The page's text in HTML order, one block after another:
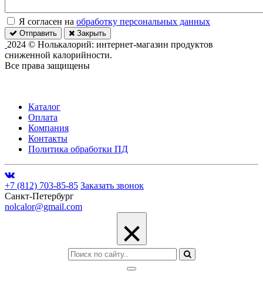
Я согласен на обработку персональных данных
Отправить Закрыть
2024 © Нолькалорий: интернет-магазин продуктов
сниженной калорийности.
Все права защищены
Каталог
Оплата
Компания
Контакты
Политика обработки ПД
+7 (812) 703-85-85 Заказать звонок
Санкт-Петербург
nolcalor@gmail.com
×